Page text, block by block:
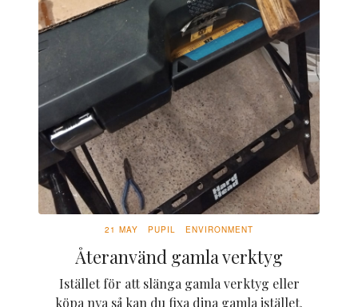
21 MAY PUPIL ENVIRONMENT
Återanvänd gamla verktyg
Istället för att slänga gamla verktyg eller
köpa nya så kan du fixa dina gamla istället.